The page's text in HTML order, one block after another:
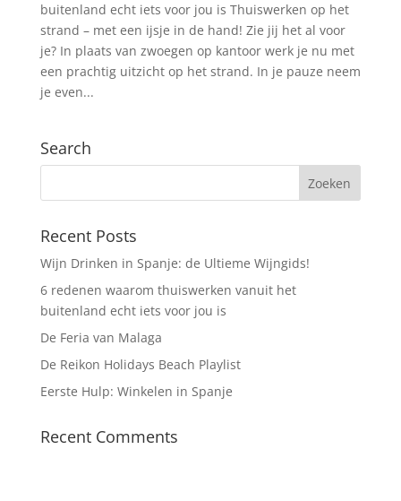
buitenland echt iets voor jou is Thuiswerken op het
strand – met een ijsje in de hand! Zie jij het al voor
je? In plaats van zwoegen op kantoor werk je nu met
een prachtig uitzicht op het strand. In je pauze neem
je even...
Search
Recent Posts
Wijn Drinken in Spanje: de Ultieme Wijngids!
6 redenen waarom thuiswerken vanuit het
buitenland echt iets voor jou is
De Feria van Malaga
De Reikon Holidays Beach Playlist
Eerste Hulp: Winkelen in Spanje
Recent Comments